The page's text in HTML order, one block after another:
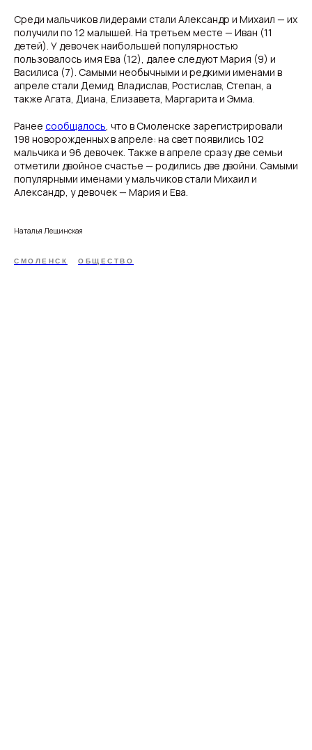
Среди мальчиков лидерами стали Александр и Михаил — их
получили по 12 малышей. На третьем месте — Иван (11
детей). У девочек наибольшей популярностью
пользовалось имя Ева (12), далее следуют Мария (9) и
Василиса (7). Самыми необычными и редкими именами в
апреле стали Демид, Владислав, Ростислав, Степан, а
также Агата, Диана, Елизавета, Маргарита и Эмма.
Ранее сообщалось, что в Смоленске зарегистрировали
198 новорожденных в апреле: на свет появились 102
мальчика и 96 девочек. Также в апреле сразу две семьи
отметили двойное счастье — родились две двойни. Самыми
популярными именами у мальчиков стали Михаил и
Александр, у девочек — Мария и Ева.
Наталья Лещинская
СМОЛЕНСК ОБЩЕСТВО